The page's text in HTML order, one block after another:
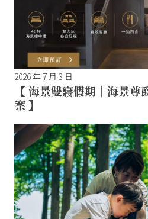
2026 年 7 月 3 日
【 海景雙寢假期｜海景
案 】